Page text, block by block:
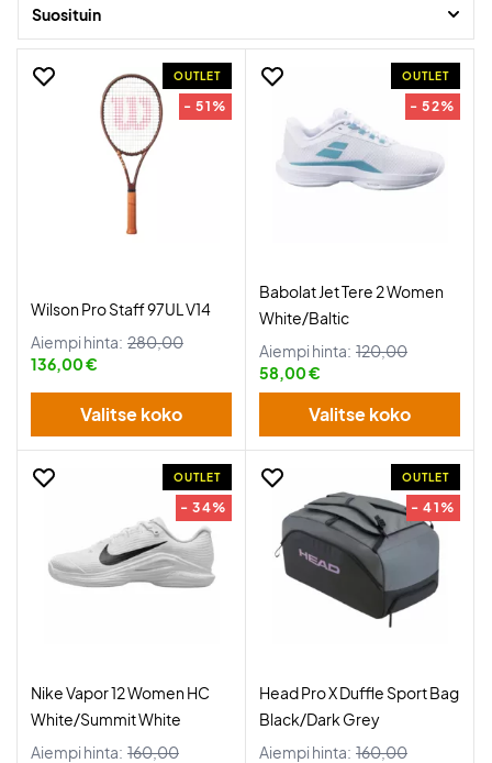
Suosituin
OUTLET
- 51%
Wilson Pro Staff 97UL V14
Aiempi hinta: 280,00
136,00 €
Valitse koko
OUTLET
- 52%
Babolat Jet Tere 2 Women
White/Baltic
Aiempi hinta: 120,00
58,00 €
Valitse koko
OUTLET
- 34%
Nike Vapor 12 Women HC
White/Summit White
Aiempi hinta: 160,00
OUTLET
- 41%
Head Pro X Duffle Sport Bag
Black/Dark Grey
Aiempi hinta: 160,00